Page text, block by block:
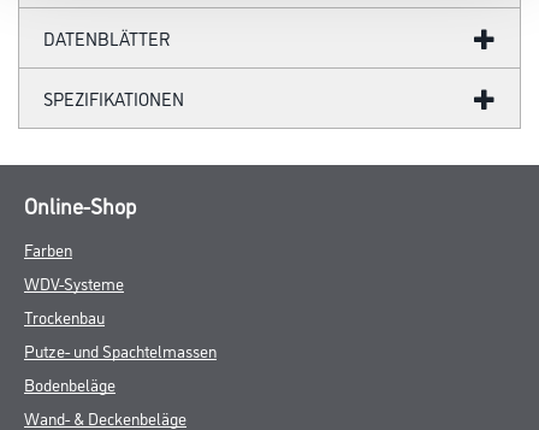
DATENBLÄTTER
SPEZIFIKATIONEN
Online-Shop
Farben
WDV-Systeme
Trockenbau
Putze- und Spachtelmassen
Bodenbeläge
Wand- & Deckenbeläge